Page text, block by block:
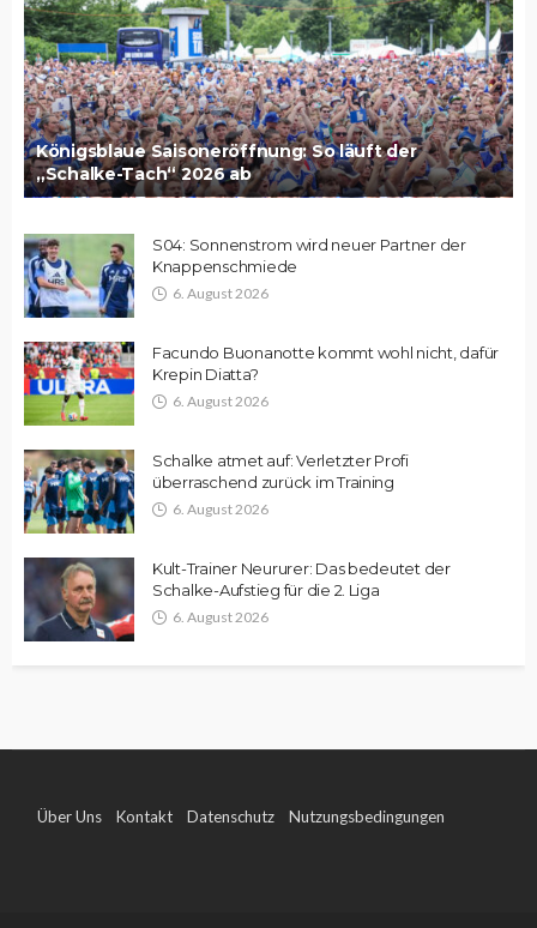
Königsblaue Saisoneröffnung: So läuft der
„Schalke-Tach“ 2026 ab
S04: Sonnenstrom wird neuer Partner der
Knappenschmiede
6. August 2026
Facundo Buonanotte kommt wohl nicht, dafür
Krepin Diatta?
6. August 2026
Schalke atmet auf: Verletzter Profi
überraschend zurück im Training
6. August 2026
Kult-Trainer Neururer: Das bedeutet der
Schalke-Aufstieg für die 2. Liga
6. August 2026
Über Uns Kontakt Datenschutz Nutzungsbedingungen